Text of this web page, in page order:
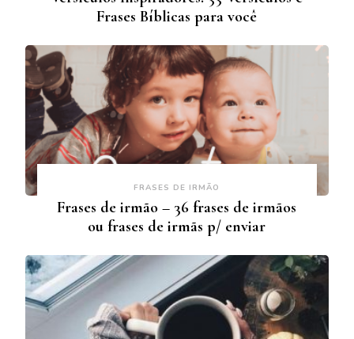
Frases Bíblicas para você
FRASES DE IRMÃO
Frases de irmão – 36 frases de irmãos
ou frases de irmãs p/ enviar